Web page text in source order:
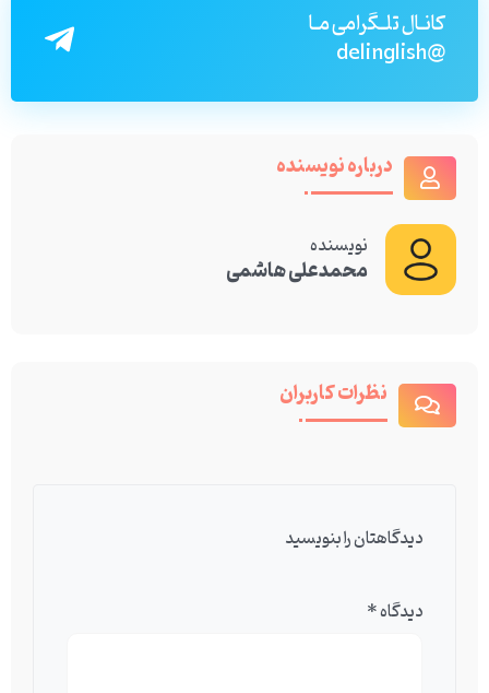
کانـال تلـگرامی مـا
@delinglish
درباره نویسنده
نویسنده
محمدعلی هاشمی
نظرات کاربران
دیدگاهتان را بنویسید
دیدگاه*